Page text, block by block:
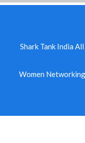
Shark Tank India
Women